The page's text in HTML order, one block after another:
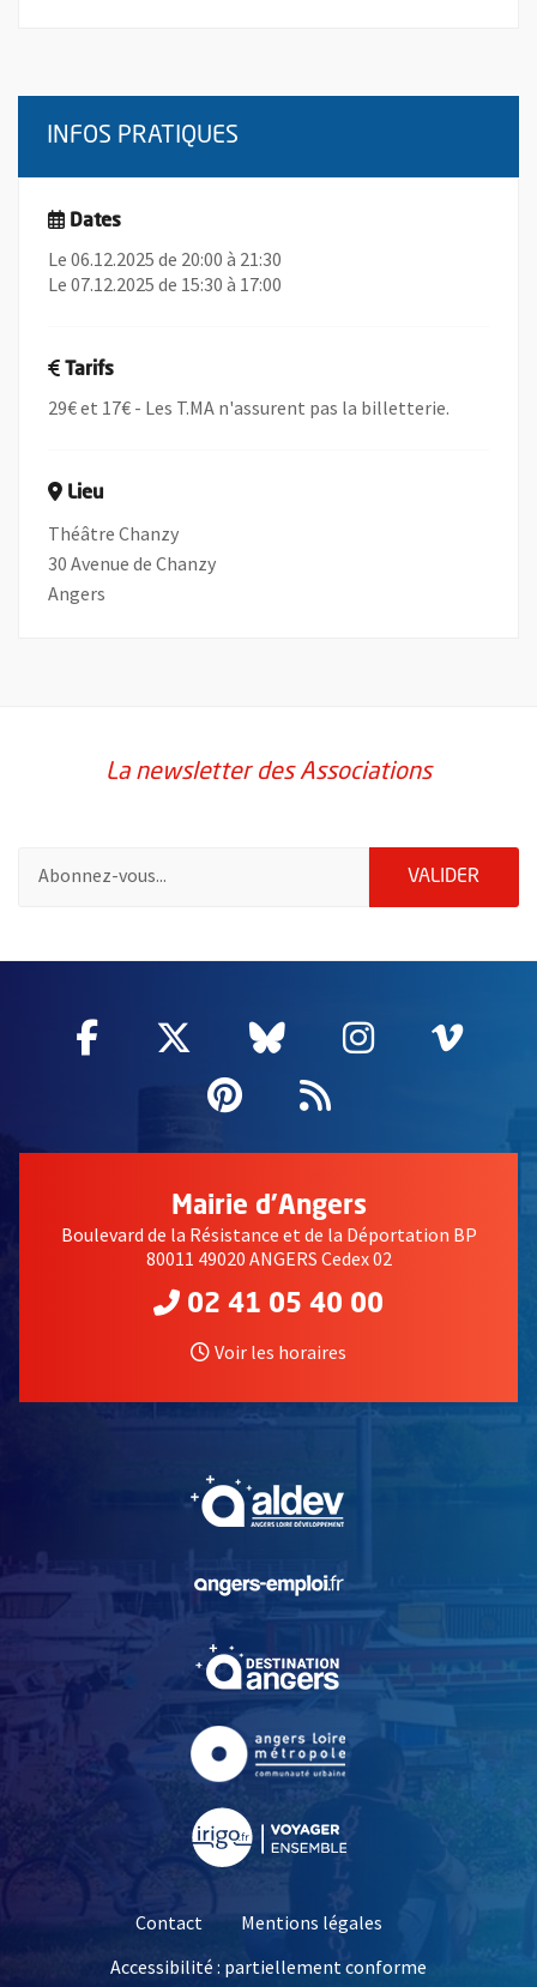
INFOS PRATIQUES
Dates
Le 06.12.2025 de 20:00 à 21:30
Le 07.12.2025 de 15:30 à 17:00
Tarifs
29€ et 17€ - Les T.MA n'assurent pas la billetterie.
Lieu
Théâtre Chanzy
30 Avenue de Chanzy
Angers
La newsletter des Associations
VALIDER
Facebook
, Ouvre une nouvelle fenêtre
Twitter
, Ouvre une nouvelle
Bluesky
, Ouvre une
Instagram
, Ouvre
,
Pinterest
, Ouvre une
Flux RSS
Mairie d'Angers
Boulevard de la Résistance et de la Déportation BP
80011 49020 ANGERS Cedex 02
02 41 05 40 00
Voir les horaires
, Ouvre une nouvelle
, Ouvre une nouvelle
Contact
Mentions légales
Accessibilité : partiellement conforme